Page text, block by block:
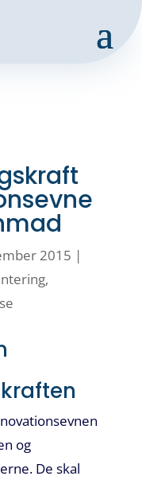
2015 |
,
og
De skal